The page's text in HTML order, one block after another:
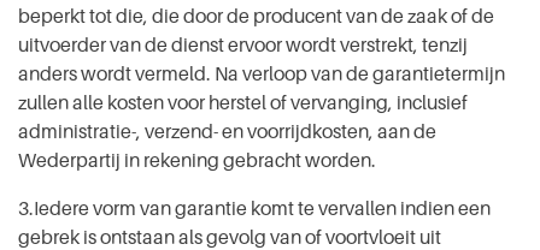
beperkt tot die, die door de producent van de zaak of de
uitvoerder van de dienst ervoor wordt verstrekt, tenzij
anders wordt vermeld. Na verloop van de garantietermijn
zullen alle kosten voor herstel of vervanging, inclusief
administratie-, verzend- en voorrijdkosten, aan de
Wederpartij in rekening gebracht worden.
3.Iedere vorm van garantie komt te vervallen indien een
gebrek is ontstaan als gevolg van of voortvloeit uit